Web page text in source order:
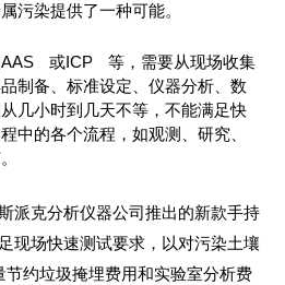
污染提供了一种可能。
AAS 或ICP 等，需要从现场收集
制备、标准设定、仪器分析、数
几小时到几天不等，不能满足快
中的各个流程，如观测、研究、
派克分析仪器公司推出的新款手持
现场快速测试要求，以对污染土壤
约垃圾掩埋费用和实验室分析费